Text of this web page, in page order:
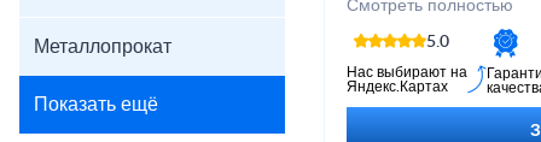
Металлопрокат
Показать ещё
для строительства,
доставкой по
время суток прямо с
Смотреть полностью
5.0
Нас выбирают на
Яндекс.Картах